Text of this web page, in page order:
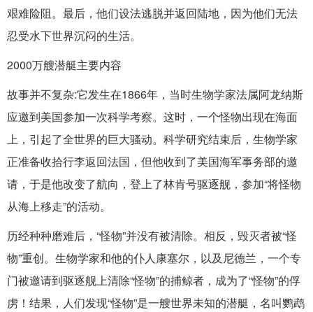
艰难险阻。最后，他们设法逃脱并返回陆地，因为他们无法
忍受水下世界沉闷的生活。
2000万艘潜艇主要内容
故事并不复杂:它发生在1866年，当时生物学家法属阿龙纳斯
应邀到美国参加一次科学考察。这时，一个怪物出现在海面
上，引起了全世界的巨大骚动。科学研究结束后，生物学家
正准备收拾行李返回法国，但他收到了美国海军事务部的邀
请，于是他改变了航向，登上了林肯号驱逐舰，参加“将怪物
从海上移走”的活动。
历经种种磨难后，“怪物”并没有被清除。相反，毁灭者被“怪
物”重创。生物学家和他的仆人康塞尔，以及尼德兰，一个专
门被邀请到驱逐舰上清除“怪物”的捕鲸者，成为了“怪物”的俘
虏！结果，人们发现“怪物”是一艘世界未知的潜艇，名叫鹦鹉